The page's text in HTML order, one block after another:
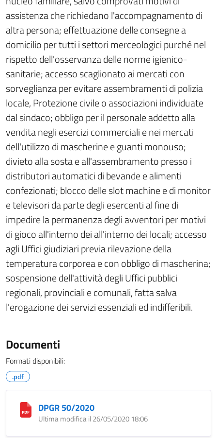
assistenza che richiedano l'accompagnamento di
altra persona; effettuazione delle consegne a
domicilio per tutti i settori merceologici purché nel
rispetto dell'osservanza delle norme igienico-
sanitarie; accesso scaglionato ai mercati con
sorveglianza per evitare assembramenti di polizia
locale, Protezione civile o associazioni individuate
dal sindaco; obbligo per il personale addetto alla
vendita negli esercizi commerciali e nei mercati
dell'utilizzo di mascherine e guanti monouso;
divieto alla sosta e all'assembramento presso i
distributori automatici di bevande e alimenti
confezionati; blocco delle slot machine e di monitor
e televisori da parte degli esercenti al fine di
impedire la permanenza degli avventori per motivi
di gioco all'interno dei all'interno dei locali; accesso
agli Uffici giudiziari previa rilevazione della
temperatura corporea e con obbligo di mascherina;
sospensione dell'attività degli Uffici pubblici
regionali, provinciali e comunali, fatta salva
l'erogazione dei servizi essenziali ed indifferibili.
Documenti
Formati disponibili:
.pdf
DPGR 50/2020
Ultima modifica il 26/05/2020 18:06